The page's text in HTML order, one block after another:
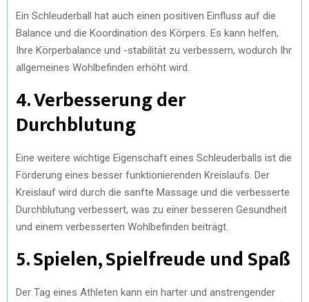
Ein Schleuderball hat auch einen positiven Einfluss auf die
Balance und die Koordination des Körpers. Es kann helfen,
Ihre Körperbalance und -stabilität zu verbessern, wodurch Ihr
allgemeines Wohlbefinden erhöht wird.
4. Verbesserung der
Durchblutung
Eine weitere wichtige Eigenschaft eines Schleuderballs ist die
Förderung eines besser funktionierenden Kreislaufs. Der
Kreislauf wird durch die sanfte Massage und die verbesserte
Durchblutung verbessert, was zu einer besseren Gesundheit
und einem verbesserten Wohlbefinden beiträgt.
5. Spielen, Spielfreude und Spaß
Der Tag eines Athleten kann ein harter und anstrengender